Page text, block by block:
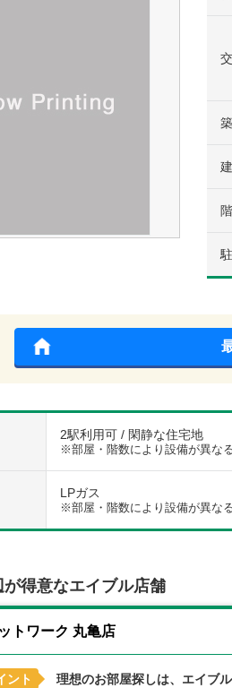
2駅利用可 / 閑静な住宅地
※部屋・階数により設備が異な
LPガス
※部屋・階数により設備が異な
が得意なエイブル店舗
トワーク 丸亀店
ント 理想のお部屋探しは、エイブ